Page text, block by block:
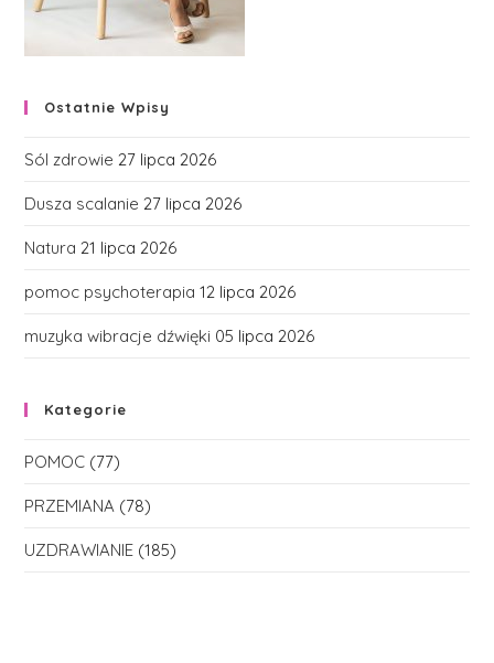
Ostatnie Wpisy
Sól zdrowie 27 lipca 2026
Dusza scalanie 27 lipca 2026
Natura 21 lipca 2026
pomoc psychoterapia 12 lipca 2026
muzyka wibracje dźwięki 05 lipca 2026
Kategorie
POMOC (77)
PRZEMIANA (78)
UZDRAWIANIE (185)